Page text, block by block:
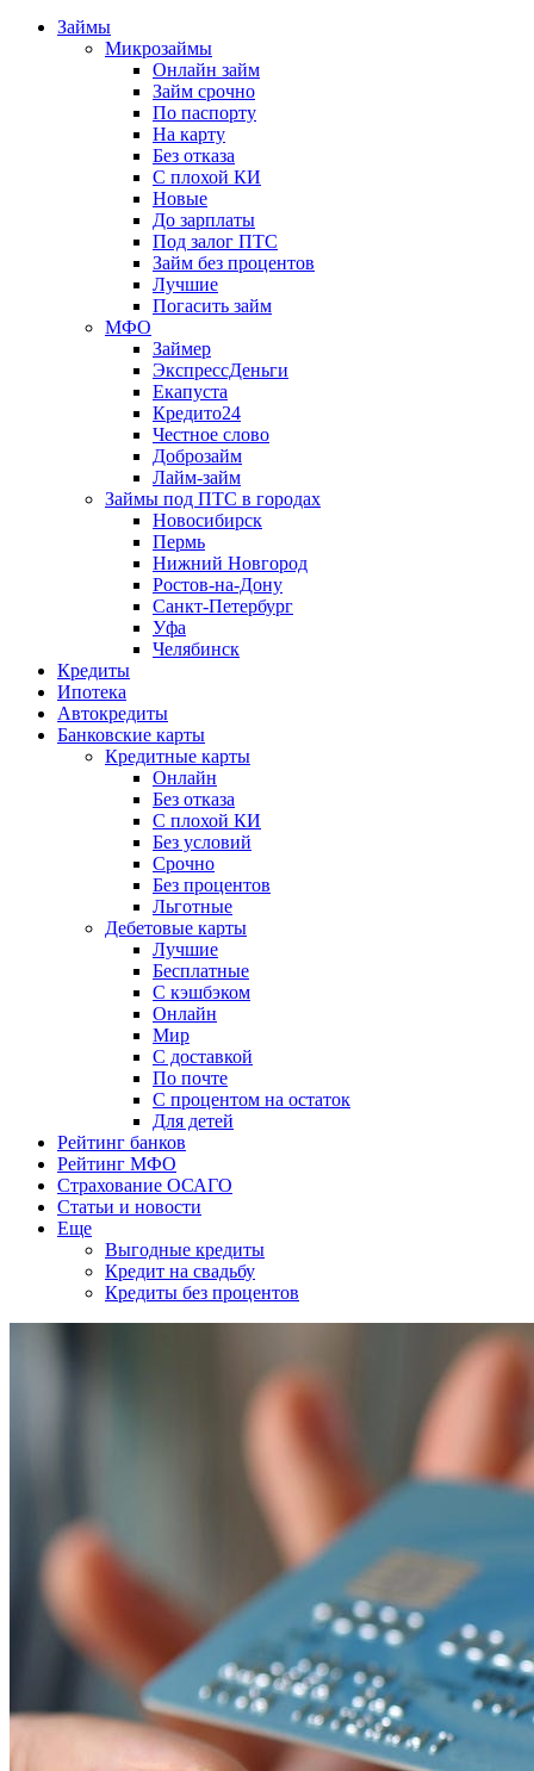
Займы
Микрозаймы
Онлайн займ
Займ срочно
По паспорту
На карту
Без отказа
С плохой КИ
Новые
До зарплаты
Под залог ПТС
Займ без процентов
Лучшие
Погасить займ
МФО
Займер
ЭкспрессДеньги
Екапуста
Кредито24
Честное слово
Доброзайм
Лайм-займ
Займы под ПТС в городах
Новосибирск
Пермь
Нижний Новгород
Ростов-на-Дону
Санкт-Петербург
Уфа
Челябинск
Кредиты
Ипотека
Автокредиты
Банковские карты
Кредитные карты
Онлайн
Без отказа
С плохой КИ
Без условий
Срочно
Без процентов
Льготные
Дебетовые карты
Лучшие
Бесплатные
С кэшбэком
Онлайн
Мир
С доставкой
По почте
С процентом на остаток
Для детей
Рейтинг банков
Рейтинг МФО
Страхование ОСАГО
Статьи и новости
Еще
Выгодные кредиты
Кредит на свадьбу
Кредиты без процентов